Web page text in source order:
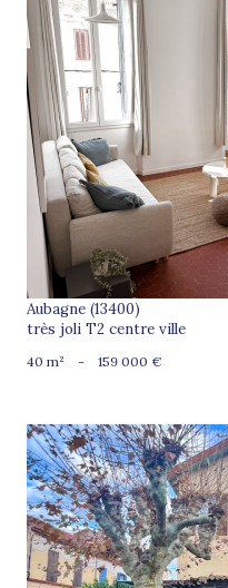
Aubagne (13400)
très joli T2 centre ville
40 m² - 159 000 €